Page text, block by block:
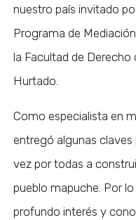
nuestro país invitado
Programa de
la Facultad de Derecho
Hurtado.
Como especialista en
entregó algunas claves
vez por todas a
pueblo mapuche. Por
profundo interés y